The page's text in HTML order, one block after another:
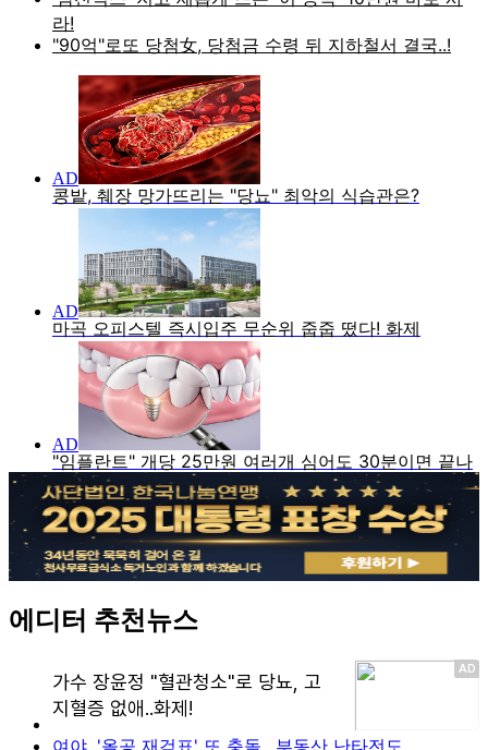
에디터 추천뉴스
여야, '올공 재검표' 또 충돌…부동산 난타전도